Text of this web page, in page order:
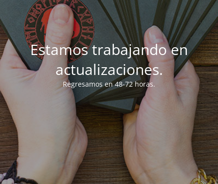
Estamos trabajando en
actualizaciones.
Regresamos en 48-72 horas.